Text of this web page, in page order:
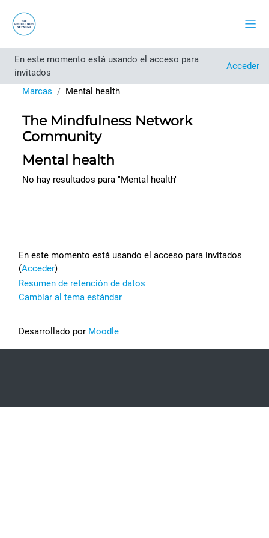
En este momento está usando el acceso para
invitados
Acceder
Marcas Mental health
The Mindfulness Network
Community
Mental health
No hay resultados para "Mental health"
En este momento está usando el acceso para invitados
(Acceder)
Resumen de retención de datos
Cambiar al tema estándar
Desarrollado por Moodle